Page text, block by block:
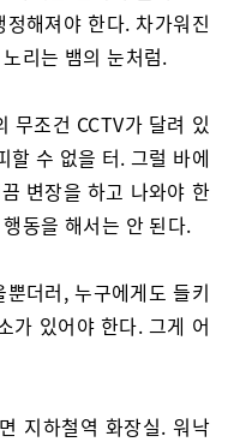
해져야 한다. 차가워진
리는 뱀의 눈처럼.
무조건 CCTV가 달려 있
할 수 없을 터. 그럴 바에
변장을 하고 나와야 한
동을 해서는 안 된다.
더러, 누구에게도 들키
가 있어야 한다. 그게 어
지하철역 화장실. 워낙